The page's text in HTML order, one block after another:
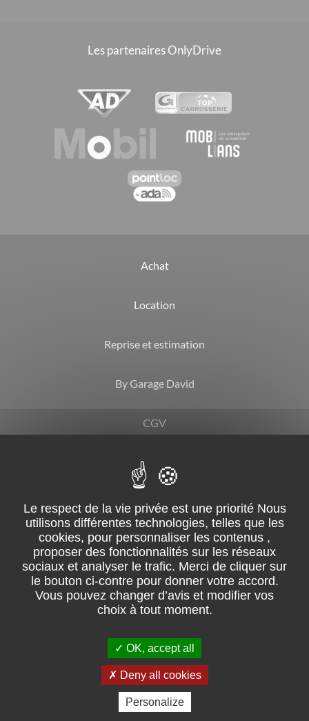
Les partenaires OnlyDrive
Achat
Location
Reprise et estimation
By Garage David
CGV
Mentions légales
Suivez-nous sur facebook
02 51 31 08 68 – ZI du Grand Moulin, ZI de la lérandière – 85250
Saint-Fulgent
Pour les trajets courts, privilégiez la marche ou le vélo
#SeDéplacerMoinsPolluer.Retrouvez les consommations
énergétiques.
OK, accept all
Deny all cookies
Personalize